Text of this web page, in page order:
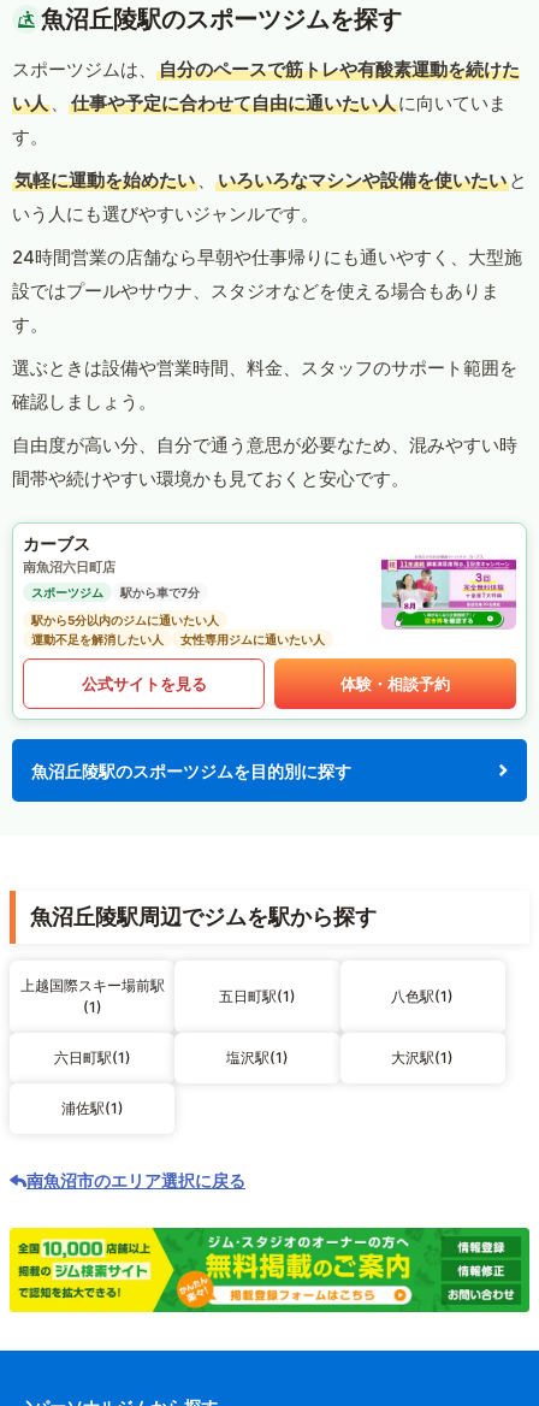
魚沼丘陵駅のスポーツジムを探す
スポーツジムは、
自分のペースで筋トレや有酸素運動を続けた
い人 、 仕事や予定に合わせて自由に通いたい人に向いていま
す。
気軽に運動を始めたい 、 いろいろなマシンや設備を使いたい と
いう人にも選びやすいジャンルです。
24時間営業の店舗なら早朝や仕事帰りにも通いやすく、大型施
設ではプールやサウナ、スタジオなどを使える場合もありま
す。
選ぶときは設備や営業時間、料金、スタッフのサポート範囲を
確認しましょう。
自由度が高い分、自分で通う意思が必要なため、混みやすい時
間帯や続けやすい環境かも見ておくと安心です。
カーブス
南魚沼六日町店
スポーツジム
駅から車で7分
駅から5分以内のジムに通いたい人
運動不足を解消したい人
女性専用ジムに通いたい人
公式サイトを見る 体験・相談予約
魚沼丘陵駅のスポーツジムを目的別に探す
魚沼丘陵駅周辺でジムを駅から探す
上越国際スキー場前駅
(1)
五日町駅(1) 八色駅(1)
六日町駅(1) 塩沢駅(1) 大沢駅(1)
浦佐駅(1)
南魚沼市のエリア選択に戻る